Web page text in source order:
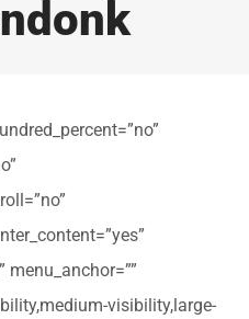
menu_anchor=””
visibility,large-